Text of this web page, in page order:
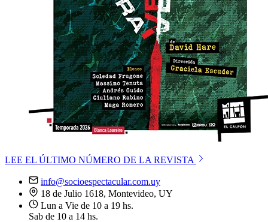
LEE EL ÚLTIMO NÚMERO DE LA REVISTA
info@socioespectacular.com.uy
18 de Julio 1618, Montevideo, UY
Lun a Vie de 10 a 19 hs.
Sab de 10 a 14 hs.